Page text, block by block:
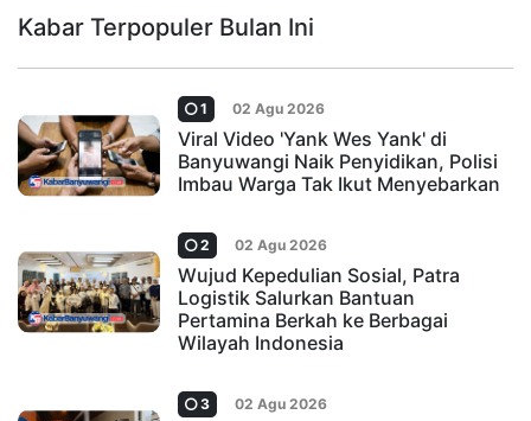
Kabar Terpopuler Bulan Ini
1 02 Agu 2026
Viral Video 'Yank Wes Yank' di
Banyuwangi Naik Penyidikan, Polisi
Imbau Warga Tak Ikut Menyebarkan
2 02 Agu 2026
Wujud Kepedulian Sosial, Patra
Logistik Salurkan Bantuan
Pertamina Berkah ke Berbagai
Wilayah Indonesia
3 02 Agu 2026